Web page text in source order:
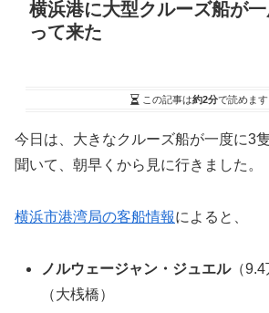
横浜港に大型クルーズ船が
って来た
この記事は約2分で読めます
今日は、大きなクルーズ船が一度に3
聞いて、朝早くから見に行きました。
横浜市港湾局の客船情報によると、
ノルウェージャン・ジュエル（9.4
（大桟橋）